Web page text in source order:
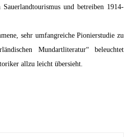
und betreiben 1914-
sehr umfangreiche Pionierstudie zu
Mundartliteratur“ beleuchtet
allzu leicht übersieht.